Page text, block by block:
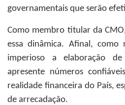
governamentais que serão
Como membro titular da
essa dinâmica. Afinal,
imperioso a elaboração
apresente números
realidade financeira do País,
de arrecadação.